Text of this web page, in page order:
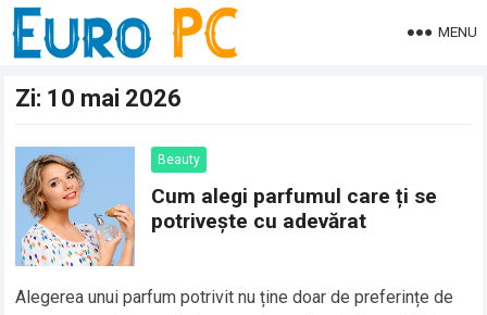
MENU
Zi: 10 mai 2026
Beauty
Cum alegi parfumul care ți se
potrivește cu adevărat
Alegerea unui parfum potrivit nu ține doar de preferințe de